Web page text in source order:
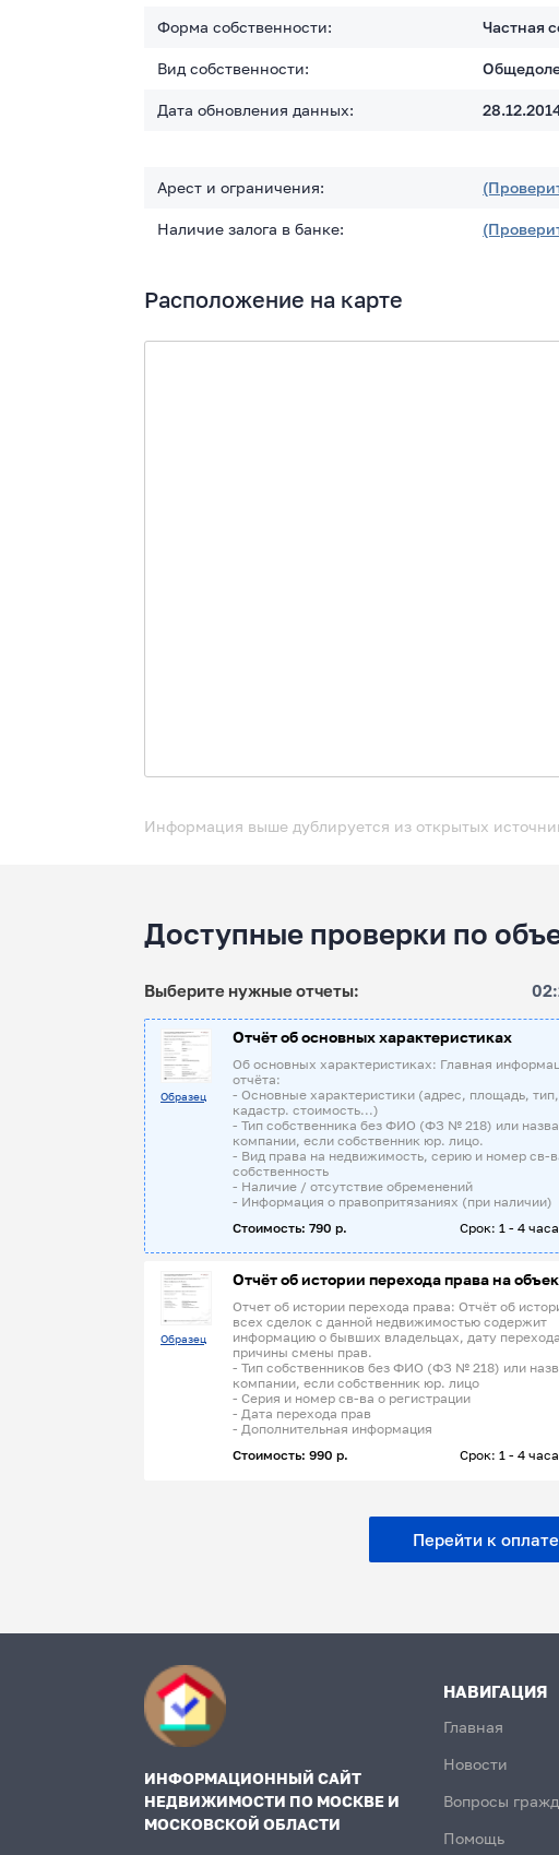
Форма собственности: Частная
Вид собственности:
Дата обновления данных:
Арест и ограничения:
Наличие залога в банке:
Расположение на карте
Информация выше дублируется из открытых
Доступные проверки по
Выберите нужные отчеты:
Образец
Отчёт об основных характеристиках
Об основных характеристиках: Главная
отчёта:
- Основные характеристики (адрес, площадь, тип,
кадастр. стоимость...)
- Тип собственника без ФИО (ФЗ № 218) или
компании, если собственник юр. лицо.
- Вид права на недвижимость, серию и номер св-
собственность
- Наличие / отсутствие обременений
- Информация о правопритязаниях (при наличии)
Стоимость: 790 р.
Срок: 1 - 4
Образец
Отчёт об истории перехода права на
Отчет об истории перехода права: Отчёт об
всех сделок с данной недвижимостью содержит
информацию о бывших владельцах, дату
причины смены прав.
- Тип собственников без ФИО (ФЗ № 218) или
компании, если собственник юр. лицо
- Серия и номер св-ва о регистрации
- Дата перехода прав
- Дополнительная информация
Стоимость: 990 р.
Срок: 1 - 4
Перейти к
ИНФОРМАЦИОННЫЙ САЙТ
НЕДВИЖИМОСТИ ПО МОСКВЕ И
МОСКОВСКОЙ ОБЛАСТИ
НАВИГАЦИЯ
Главная
Новости
Вопросы
Помощь